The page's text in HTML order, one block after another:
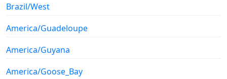
Brazil/West
America/Guadeloupe
America/Guyana
America/Goose_Bay